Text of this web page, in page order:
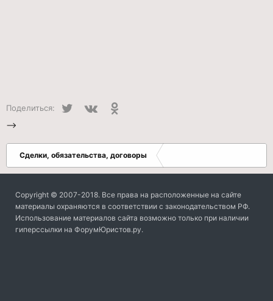
Поделиться: Twitter
-->
Сделки, обязательства, договоры
Copyright © 2007-2018. Все права на расположенные на сайте
материалы охраняются в соответствии с законодательством РФ.
Использование материалов сайта возможно только при наличии
гиперссылки на ФорумЮристов.ру.